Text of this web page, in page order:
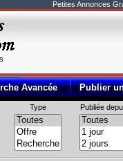
Petites Annonces
Avancée Publier
Type Publiée